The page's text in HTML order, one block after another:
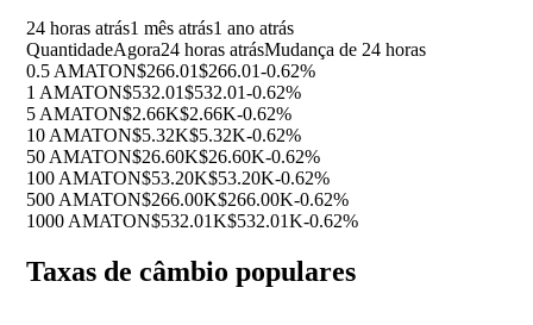
24 horas atrás1 mês atrás1 ano atrás
QuantidadeAgora24 horas atrásMudança de 24 horas
0.5 AMATON$266.01$266.01-0.62%
1 AMATON$532.01$532.01-0.62%
5 AMATON$2.66K$2.66K-0.62%
10 AMATON$5.32K$5.32K-0.62%
50 AMATON$26.60K$26.60K-0.62%
100 AMATON$53.20K$53.20K-0.62%
500 AMATON$266.00K$266.00K-0.62%
1000 AMATON$532.01K$532.01K-0.62%
Taxas de câmbio populares